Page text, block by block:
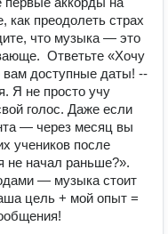
как преодолеть страх
что музыка — это
Ответьте «Хочу
доступные даты! --
Я не просто учу
голос. Даже если
— через месяц вы
учеников после
не начал раньше?».
— музыка стоит
цель + мой опыт =